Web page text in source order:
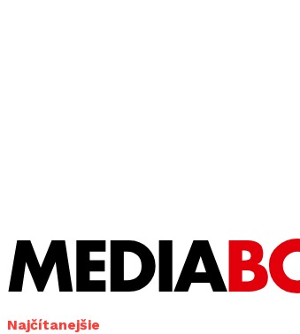
Najčítanejšie